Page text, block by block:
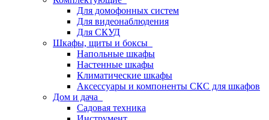
Для домофонных систем
Для видеонаблюдения
Для СКУД
Шкафы, щиты и боксы
Напольные шкафы
Настенные шкафы
Климатические шкафы
Аксессуары и компоненты СКС для шкафов
Дом и дача
Садовая техника